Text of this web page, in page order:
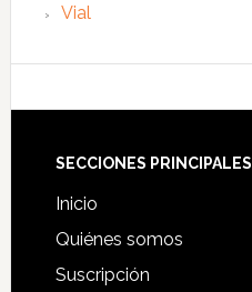
Vial
Footer
SECCIONES PRINCIPALES
Inicio
Quiénes somos
Suscripción